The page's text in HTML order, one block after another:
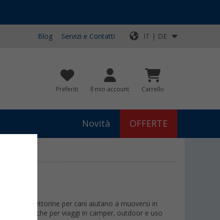
Blog Servizi e Contatti IT | DE
Preferiti Il mio account Carrello
Novità OFFERTE
e pettorine per cani aiutano a muoversi in
pratiche per viaggi in camper, outdoor e uso